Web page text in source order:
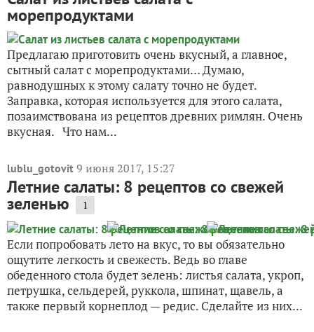
морепродуктами
Предлагаю приготовить очень вкусный, а главное,
сытный салат с морепродуктами… Думаю,
равнодушных к этому салату точно не будет.
Заправка, которая используется для этого салата,
позаимствована из рецептов древних римлян. Очень
вкусная. Что нам...
lublu_gotovit 9 июня 2017, 15:27
Летние салаты: 8 рецептов со свежей
зеленью 1
Если попробовать лето на вкус, то вы обязательно
ощутите легкость и свежесть. Ведь во главе
обеденного стола будет зелень: листья салата, укроп,
петрушка, сельдерей, руккола, шпинат, щавель, а
также первый корнеплод — редис. Сделайте из них...